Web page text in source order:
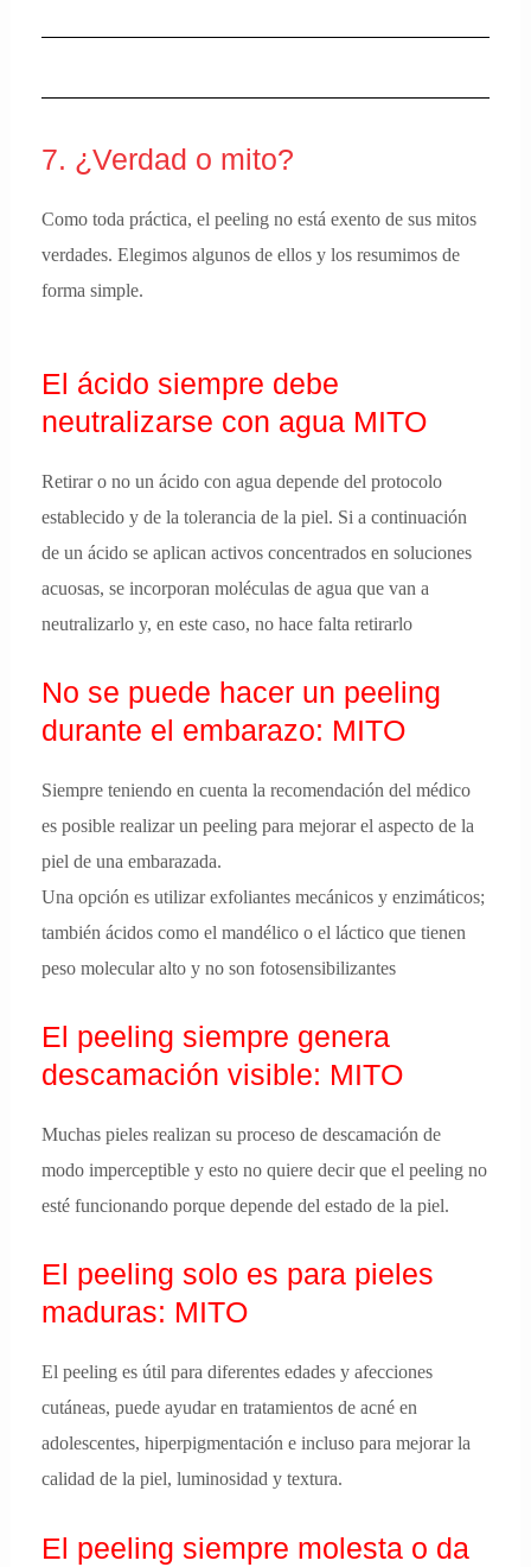
7. ¿Verdad o mito?
Como toda práctica, el peeling no está exento de sus mitos
verdades. Elegimos algunos de ellos y los resumimos de
forma simple.
El ácido siempre debe
neutralizarse con agua MITO
Retirar o no un ácido con agua depende del protocolo
establecido y de la tolerancia de la piel. Si a continuación
de un ácido se aplican activos concentrados en soluciones
acuosas, se incorporan moléculas de agua que van a
neutralizarlo y, en este caso, no hace falta retirarlo
No se puede hacer un peeling
durante el embarazo: MITO
Siempre teniendo en cuenta la recomendación del médico
es posible realizar un peeling para mejorar el aspecto de la
piel de una embarazada.
Una opción es utilizar exfoliantes mecánicos y enzimáticos;
también ácidos como el mandélico o el láctico que tienen
peso molecular alto y no son fotosensibilizantes
El peeling siempre genera
descamación visible: MITO
Muchas pieles realizan su proceso de descamación de
modo imperceptible y esto no quiere decir que el peeling no
esté funcionando porque depende del estado de la piel.
El peeling solo es para pieles
maduras: MITO
El peeling es útil para diferentes edades y afecciones
cutáneas, puede ayudar en tratamientos de acné en
adolescentes, hiperpigmentación e incluso para mejorar la
calidad de la piel, luminosidad y textura.
El peeling siempre molesta o da